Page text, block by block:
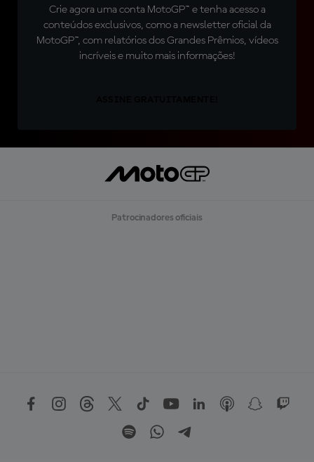
Crie agora uma conta MotoGP™ e tenha acesso a
conteúdos exclusivos, como a newsletter oficial da
MotoGP™, com relatórios dos Grandes Prêmios, vídeos
incríveis e muito mais informações!
Patrocinadores oficiais